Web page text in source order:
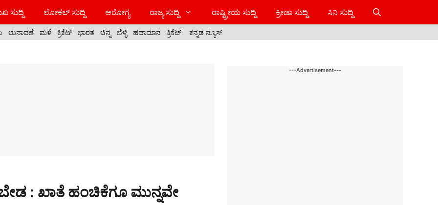
ಸುದ್ದಿ ಲೋಕಲ್ ಸುದ್ದಿ ಆರೋಗ್ಯ ರಾಜ್ಯ ಸುದ್ದಿ ರಾಷ್ಟ್ರೀಯ ಸುದ್ದಿ ಕ್ರೀಡಾ ಸುದ್ದಿ ಸಿನಿ ಸುದ್ದಿ
ಚುನಾವಣೆ ಮಳೆ ಕ್ರಿಕೆಟ್ ಭಾರತ ಚಿನ್ನ ಬೆಳ್ಳಿ ಹವಾಮಾನ ಕ್ರಿಕೆಟ್ ಕನ್ನಡ ನ್ಯೂಸ್
: ಖಾತೆ ಹಂಚಿಕೆಗೂ ಮುನ್ನವೇ
---Advertisement---